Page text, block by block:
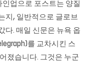
업으로 포스트는 양질
지, 일반적으로 글로브
다. 매일 신문은 뉴욕 옵
를 교차시킨 스
졌습니다. 그것은 누군